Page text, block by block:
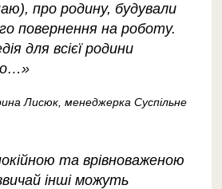
про родину, будували
повернення на роботу.
для всієї родини
Лисюк, менеджерка Суспільне
та врівноваженою
інші можуть